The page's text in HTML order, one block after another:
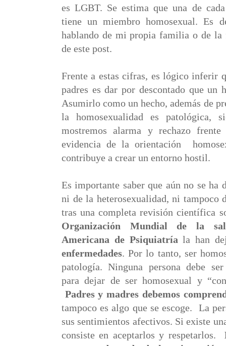
es LGBT. Se estima que una de
tiene un miembro homosexual. Es
hablando de mi propia familia o de
de este post.
Frente a estas cifras, es lógico inferir
padres es dar por descontado que un
Asumirlo como un hecho, además de
la homosexualidad es patológica,
mostremos alarma y rechazo
evidencia de la orientación
contribuye a crear un entorno hostil.
Es importante saber que aún no se ha
ni de la heterosexualidad, ni tampoco
tras una completa revisión científica
Organización Mundial de la
Americana de Psiquiatría la han
enfermedades. Por lo tanto, ser
patología. Ninguna persona debe
para dejar de ser homosexual y
Padres y madres debemos
tampoco es algo que se escoge.
La
sus sentimientos afectivos. Si existe
consiste en aceptarlos y respetarlos.